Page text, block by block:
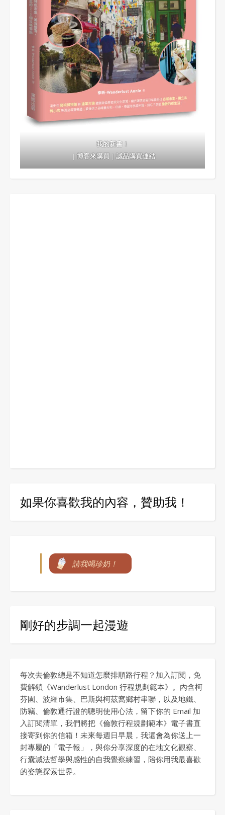
我的新書！
｜博客來購買｜誠品購買連結
如果你喜歡我的內容，贊助我！
請我喝珍奶！
剛好的步調一起漫遊
每次去倫敦總是不知道怎麼排順路行程？加入訂閱，免
費解鎖《Wanderlust London 行程規劃範本》。內含柯
芬園、波羅市集、巴斯與柯茲窩鄉村串聯，以及地鐵、
防竊、倫敦通行證的聰明使用心法，留下你的 Email 加
入訂閱清單，我們將把《倫敦行程規劃範本》電子書直
接寄到你的信箱！未來每週日早晨，我還會為你送上一
封專屬的「電子報」，與你分享深度的在地文化觀察、
行囊減法哲學與感性的自我覺察練習，陪你用我最喜歡
的姿態探索世界。